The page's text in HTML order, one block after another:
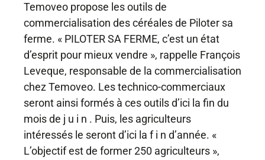
Temoveo propose les outils de
commercialisation des céréales de Piloter sa
ferme. « PILOTER SA FERME, c’est un état
d’esprit pour mieux vendre », rappelle François
Leveque, responsable de la commercialisation
chez Temoveo. Les technico-commerciaux
seront ainsi formés à ces outils d’ici la fin du
mois de j u i n . Puis, les agriculteurs
intéressés le seront d’ici la f i n d’année. «
L’objectif est de former 250 agriculteurs »,